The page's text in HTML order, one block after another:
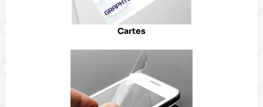
Cartes